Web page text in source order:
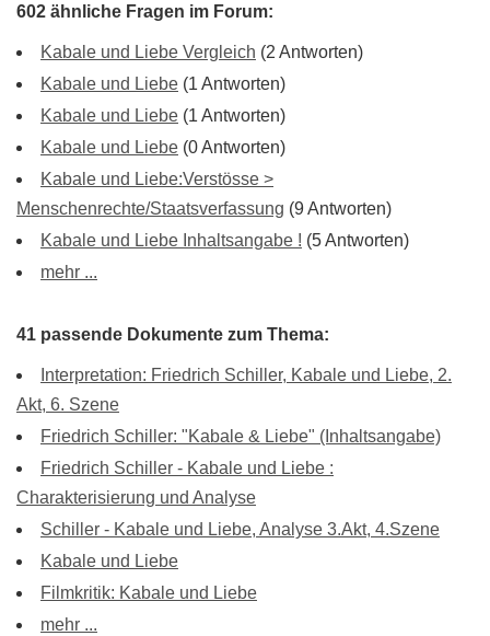
602 ähnliche Fragen im Forum:
Kabale und Liebe Vergleich (2 Antworten)
Kabale und Liebe (1 Antworten)
Kabale und Liebe (1 Antworten)
Kabale und Liebe (0 Antworten)
Kabale und Liebe:Verstösse >
Menschenrechte/Staatsverfassung (9 Antworten)
Kabale und Liebe Inhaltsangabe ! (5 Antworten)
mehr ...
41 passende Dokumente zum Thema:
Interpretation: Friedrich Schiller, Kabale und Liebe, 2.
Akt, 6. Szene
Friedrich Schiller: "Kabale & Liebe" (Inhaltsangabe)
Friedrich Schiller - Kabale und Liebe :
Charakterisierung und Analyse
Schiller - Kabale und Liebe, Analyse 3.Akt, 4.Szene
Kabale und Liebe
Filmkritik: Kabale und Liebe
mehr ...